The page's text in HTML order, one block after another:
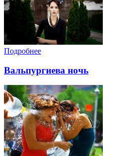
Подробнее
Вальпургиева ночь